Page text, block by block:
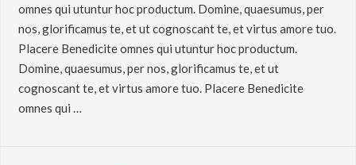
omnes qui utuntur hoc productum. Domine, quaesumus, per
nos, glorificamus te, et ut cognoscant te, et virtus amore tuo.
Placere Benedicite omnes qui utuntur hoc productum.
Domine, quaesumus, per nos, glorificamus te, et ut
cognoscant te, et virtus amore tuo. Placere Benedicite
omnes qui …